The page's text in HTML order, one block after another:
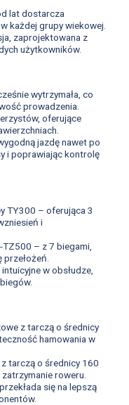
lat dostarcza
każdej grupy wiekowej.
zaprojektowana z
użytkowników.
wytrzymała, co
prowadzenia.
oferujące
jazdę nawet po
i poprawiając kontrolę
TY300 – oferująca 3
i
TZ500 – z 7 biegami,
przełożeń.
w obsłudze,
z tarczą o średnicy
hamowania w
tarczą o średnicy 160
roweru.
się na lepszą